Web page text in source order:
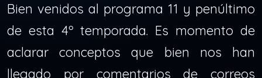
Bien venidos al programa 11 y penúltimo
de esta 4º temporada. Es momento de
aclarar conceptos que bien nos han
llegado por comentarios de correos